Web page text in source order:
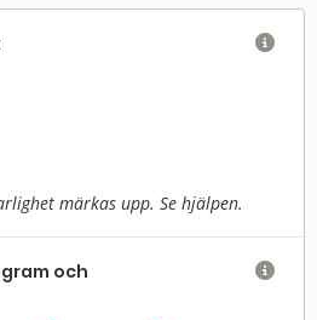
märkas upp. Se hjälpen.

och
